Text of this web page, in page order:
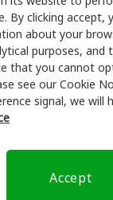
By clicking accept,
about your
purposes, and
that you cannot
see our Cookie
signal, we will
Accept
si tiene
de
comunicará
preguntas,
guiará a lo largo